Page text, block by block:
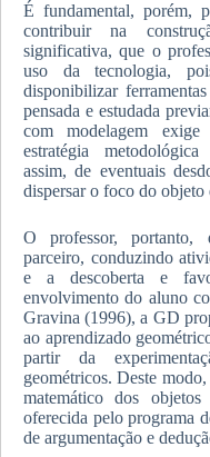
É fundamental, porém,
contribuir na
significativa, que o
uso da tecnologia,
disponibilizar
pensada e estudada
com modelagem
estratégia
assim, de eventuais
dispersar o foco do objeto
O professor,
parceiro, conduzindo
e a descoberta e
envolvimento do aluno
Gravina (1996), a GD
ao aprendizado
partir da
geométricos. Deste
matemático dos
oferecida pelo programa
de argumentação e